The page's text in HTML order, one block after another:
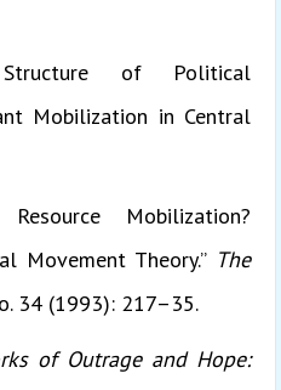
of Political
Mobilization in Central
Mobilization?
Movement Theory.” The
34 (1993): 217–35.
of Outrage and Hope: